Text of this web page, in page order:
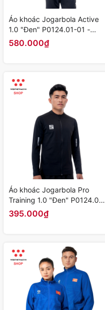
Áo khoác Jogarbola Active
1.0 "Đen" P0124.01-01 -
Hàng Chính Hãng
580.000₫
Áo khoác Jogarbola Pro
Training 1.0 "Đen" P0124.02-
01 - Hàng Chính Hãng
395.000₫